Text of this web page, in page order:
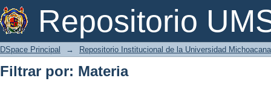
Repositorio
Filtrar por: Materia
DSpace Principal → Repositorio Institucional de la Universidad
Filtrar por: Materia